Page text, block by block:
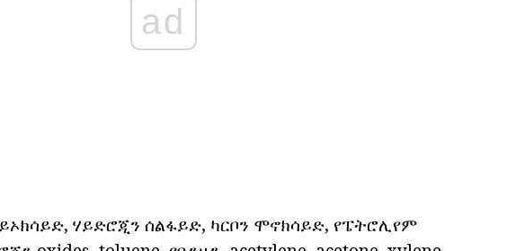
ad
ሃይድሮጂን ሰልፋይድ, ካርቦን ሞኖክሳይድ, የፔትሮሊየም